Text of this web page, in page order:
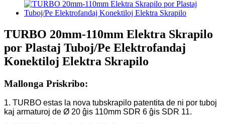
TURBO 20mm-110mm Elektra Skrapilo
por Plastaj Tuboj/Pe Elektrofandaj
Konektiloj Elektra Skrapilo
Mallonga Priskribo:
1. TURBO estas la nova tubskrapilo patentita de ni por tuboj
kaj armaturoj de Ø 20 ĝis 110mm SDR 6 ĝis SDR 11.